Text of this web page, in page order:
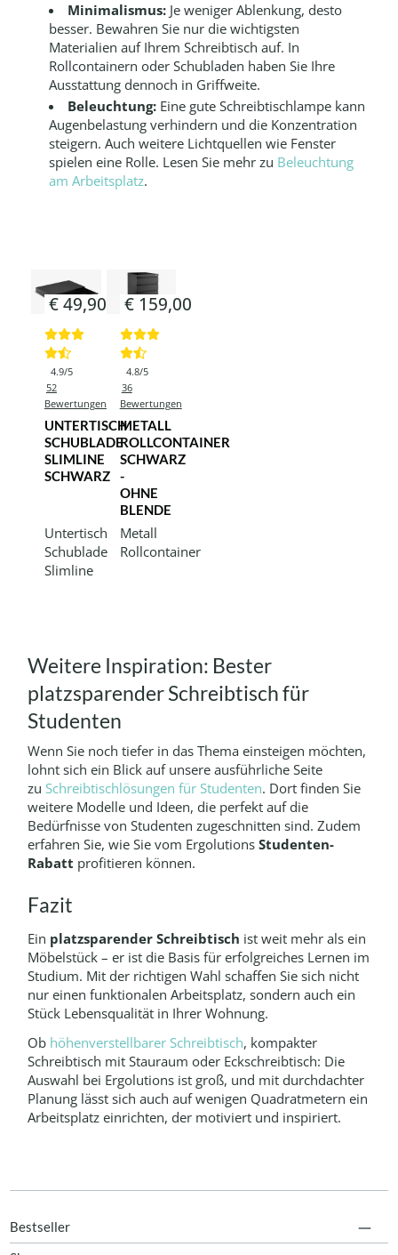
Minimalismus: Je weniger Ablenkung, desto
besser. Bewahren Sie nur die wichtigsten
Materialien auf Ihrem Schreibtisch auf. In
Rollcontainern oder Schubladen haben Sie Ihre
Ausstattung dennoch in Griffweite.
Beleuchtung: Eine gute Schreibtischlampe kann
Augenbelastung verhindern und die Konzentration
steigern. Auch weitere Lichtquellen wie Fenster
spielen eine Rolle. Lesen Sie mehr zu Beleuchtung
am Arbeitsplatz.
€ 49,90
4.9/5
52
Bewertungen
UNTERTISCH
SCHUBLADE
SLIMLINE
SCHWARZ
Untertisch
Schublade
Slimline
€ 159,00
4.8/5
36
Bewertungen
METALL
ROLLCONTAINER
SCHWARZ
-
OHNE
BLENDE
Metall
Rollcontainer
Weitere Inspiration: Bester
platzsparender Schreibtisch für
Studenten
Wenn Sie noch tiefer in das Thema einsteigen möchten,
lohnt sich ein Blick auf unsere ausführliche Seite
zu Schreibtischlösungen für Studenten. Dort finden Sie
weitere Modelle und Ideen, die perfekt auf die
Bedürfnisse von Studenten zugeschnitten sind. Zudem
erfahren Sie, wie Sie vom ErgolutionsStudenten-
Rabatt profitieren können.
Fazit
Ein platzsparender Schreibtisch ist weit mehr als ein
Möbelstück – er ist die Basis für erfolgreiches Lernen im
Studium. Mit der richtigen Wahl schaffen Sie sich nicht
nur einen funktionalen Arbeitsplatz, sondern auch ein
Stück Lebensqualität in Ihrer Wohnung.
Ob höhenverstellbarer Schreibtisch, kompakter
Schreibtisch mit Stauraum oder Eckschreibtisch: Die
Auswahl bei Ergolutions ist groß, und mit durchdachter
Planung lässt sich auch auf wenigen Quadratmetern ein
Arbeitsplatz einrichten, der motiviert und inspiriert.
Bestseller